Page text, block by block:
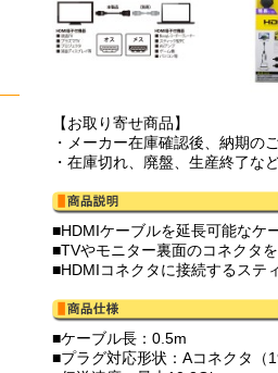
【お取り寄せ商品】
・メーカー在庫確認後、納期の
・在庫切れ、廃盤、生産終了な
■HDMIケーブルを延長可能なケ
■TVやモニター裏面のコネクタ
■HDMIコネクタに接続するステ
■ケーブル長：0.5m
■プラグ対応形状：Aコネクタ（